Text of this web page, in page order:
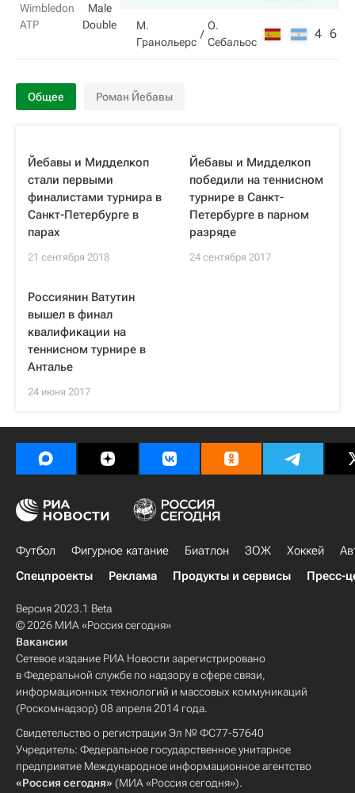
Wimbledon
ATP
Male
Double
М.
Гранольерс
О.
Себальос
4 6
Общее Роман Йебавы
Йебавы и Мидделкоп
стали первыми
финалистами турнира в
Санкт-Петербурге в
парах
21 сентября 2018
Йебавы и Мидделкоп
победили на теннисном
турнире в Санкт-
Петербурге в парном
разряде
24 сентября 2017
Россиянин Ватутин
вышел в финал
квалификации на
теннисном турнире в
Анталье
24 июня 2017
Футбол Фигурное катание Биатлон ЗОЖ Хоккей
Спецпроекты
Реклама Продукты и сервисы Пресс-
Версия 2023.1 Beta
© 2026 МИА «Россия сегодня»
Вакансии
Сетевое издание РИА Новости зарегистрировано
в Федеральной службе по надзору в сфере связи,
информационных технологий и массовых коммуникаций
(Роскомнадзор) 08 апреля 2014 года.
Свидетельство о регистрации Эл № ФС77-57640
Учредитель: Федеральное государственное унитарное
предприятие Международное информационное агентство
«Россия сегодня» (МИА «Россия сегодня»).